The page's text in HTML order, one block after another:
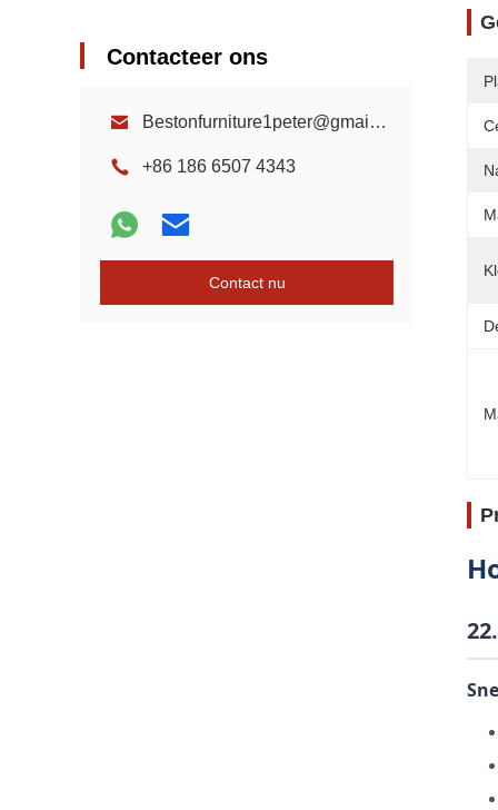
Contacteer ons
Bestonfurniture1peter@gmail.com
+86 186 6507 4343
Contact nu